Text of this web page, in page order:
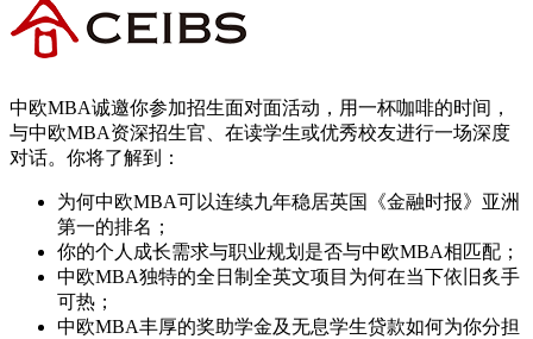
中欧MBA诚邀你参加招生面对面活动，用一杯咖啡的时间，
与中欧MBA资深招生官、在读学生或优秀校友进行一场深度
对话。你将了解到：
为何中欧MBA可以连续九年稳居英国《金融时报》亚洲
第一的排名；
你的个人成长需求与职业规划是否与中欧MBA相匹配；
中欧MBA独特的全日制全英文项目为何在当下依旧炙手
可热；
中欧MBA丰厚的奖助学金及无息学生贷款如何为你分担